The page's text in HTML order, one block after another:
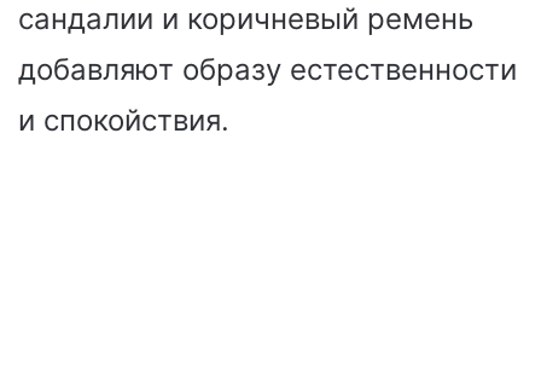
сандалии и коричневый ремень
добавляют образу естественности
и спокойствия.